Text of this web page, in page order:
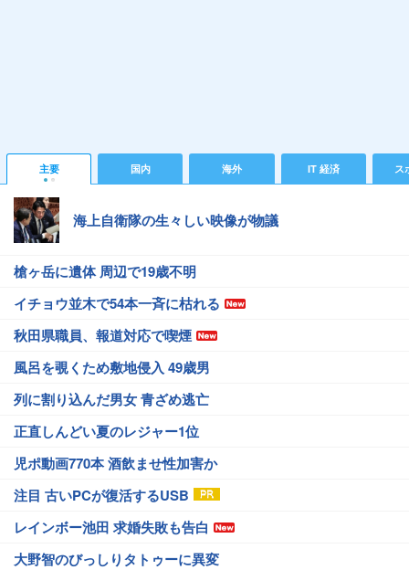
主要 国内 海外 IT 経済 ス
海上自衛隊の生々しい映像が物議
槍ヶ岳に遺体 周辺で19歳不明
イチョウ並木で54本一斉に枯れる
秋田県職員、報道対応で喫煙
風呂を覗くため敷地侵入 49歳男
列に割り込んだ男女 青ざめ逃亡
正直しんどい夏のレジャー1位
児ポ動画770本 酒飲ませ性加害か
注目 古いPCが復活するUSB
レインボー池田 求婚失敗も告白
大野智のびっしりタトゥーに異変